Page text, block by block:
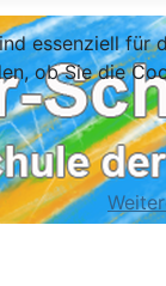
essenziell
ob Sie die